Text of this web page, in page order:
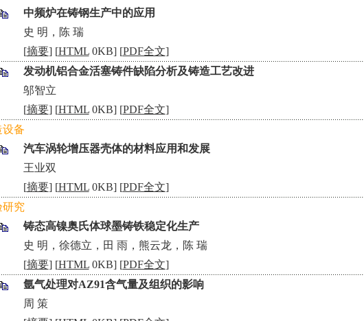
中频炉在铸钢生产中的应用
史 明，陈 瑞
[摘要] [HTML0KB] [PDF全文]
发动机铝合金活塞铸件缺陷分析及铸造工艺改进
邬智立
[摘要] [HTML0KB] [PDF全文]
设备
汽车涡轮增压器壳体的材料应用和发展
王业双
[摘要] [HTML0KB] [PDF全文]
研究
铸态高镍奥氏体球墨铸铁稳定化生产
史 明，徐德立，田 雨，熊云龙，陈 瑞
[摘要] [HTML0KB] [PDF全文]
氩气处理对AZ91含气量及组织的影响
周 策